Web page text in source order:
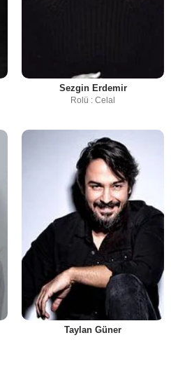
Sezgin Erdemir
Rolü : Celal
Taylan Güner